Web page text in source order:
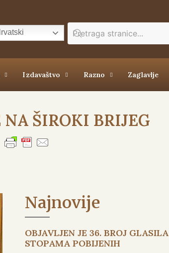
Izdavaštvo Razno Zaglavlje
NA ŠIROKI BRIJEG
Najnovije
OBJAVLJEN JE 36. BROJ GLASILA
STOPAMA POBIJENIH